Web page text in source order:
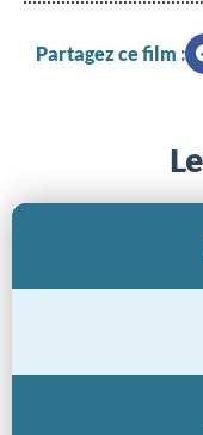
Partagez ce film :